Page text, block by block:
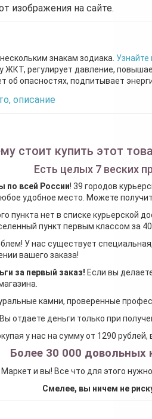
изображения на сайте.
знакам зодиака.
ЖКТ, регулирует давление,
об опасностях, подпитывает
описание
стоит купить этот
Есть целых 7 веских
по всей России! 39 городов
удобное место. Можете
пункта нет в списке курьерской
пункт первым классом за
У нас существует
вашего заказа!
за первый заказ! Если вы
камни, проверенные
отдаете деньги только при
у нас на сумму от 1290
Более 30 000 довольных
и вы! Все что для этого
Смелее, вы ничем не